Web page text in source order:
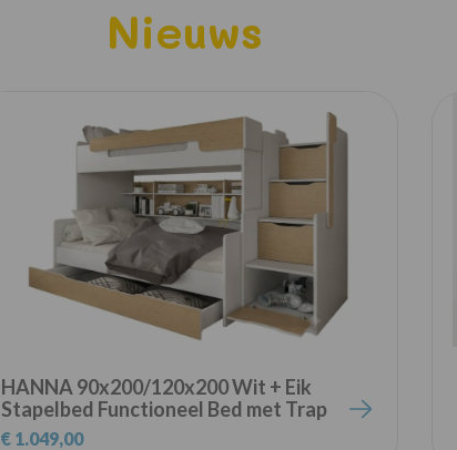
Nieuws
HANNA 90x200/120x200 Wit + Eik
Stapelbed Functioneel Bed met Trap
Kinder Meubels
€ 1.049,00